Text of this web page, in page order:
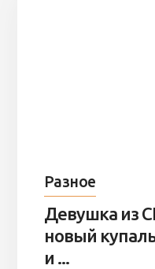
Разное
Девушка из
новый
и ...